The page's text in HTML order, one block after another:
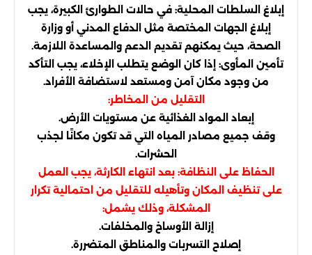
إبلاغ السلطات المحلية: في حالات الطوارئ الكبيرة، يجب
إبلاغ الجهات المختصة مثل الدفاع المدني أو وزارة
الصحة، حيث يمكنهم تقديم الدعم والمساعدة اللازمة.
تأمين المأوى: إذا كان الوضع يتطلب الإخلاء، يجب التأكد
من وجود مكان آمن ومستعد لاستضافة الأفراد.
التقليل من المخاطر:
إبعاد المواد الغذائية عن مستويات الأرض.
وقف جميع مصادر المياه التي قد تكون مكانًا لجذب
الحشرات.
الحفاظ على النظافة: بعد انتهاء الكارثة، يجب العمل
على تنظيف المكان وتأهيله للتقليل من احتمالية تكرار
المشكلة، وذلك يشمل:
إزالة الأوساخ والمخلفات.
إصلاح التسربات والمناطق المتضررة.